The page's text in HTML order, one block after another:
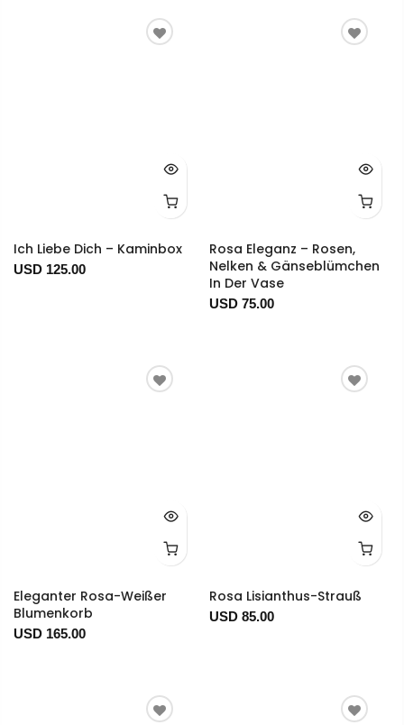
Ich Liebe Dich – Kaminbox
USD 125.00
Rosa Eleganz – Rosen,
Nelken & Gänseblümchen
In Der Vase
USD 75.00
Eleganter Rosa-Weißer
Blumenkorb
USD 165.00
Rosa Lisianthus-Strauß
USD 85.00